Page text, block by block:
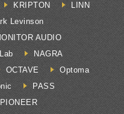
KRIPTON
LINN
Levinson
AUDIO
NAGRA
OCTAVE
Optoma
PASS
PIONEER